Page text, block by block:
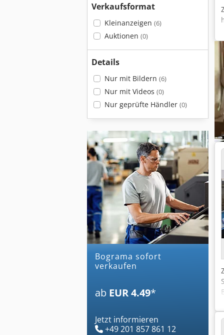
Verkaufsformat
Kleinanzeigen (6)
Auktionen (0)
Details
Nur mit Bildern (6)
Nur mit Videos (0)
Nur geprüfte Händler (0)
bograma sofort
verkaufen
ab EUR 4.49*
Jetzt informieren
+49 201 857 861 12